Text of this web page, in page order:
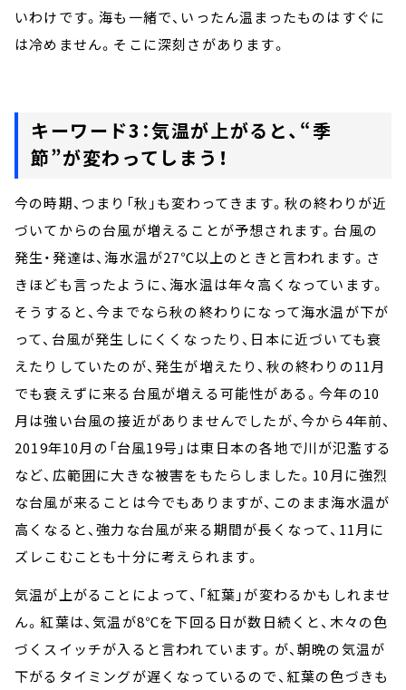
いわけです。海も一緒で、いったん温まったものはすぐに
は冷めません。そこに深刻さがあります。
キーワード3：気温が上がると、“季
節”が変わってしまう！
今の時期、つまり「秋」も変わってきます。秋の終わりが近
づいてからの台風が増えることが予想されます。台風の
発生・発達は、海水温が27℃以上のときと言われます。さ
きほども言ったように、海水温は年々高くなっています。
そうすると、今までなら秋の終わりになって海水温が下が
って、台風が発生しにくくなったり、日本に近づいても衰
えたりしていたのが、発生が増えたり、秋の終わりの11月
でも衰えずに来る台風が増える可能性がある。今年の10
月は強い台風の接近がありませんでしたが、今から4年前、
2019年10月の「台風19号」は東日本の各地で川が氾濫する
など、広範囲に大きな被害をもたらしました。10月に強烈
な台風が来ることは今でもありますが、このまま海水温が
高くなると、強力な台風が来る期間が長くなって、11月に
ズレこむことも十分に考えられます。
気温が上がることによって、「紅葉」が変わるかもしれませ
ん。紅葉は、気温が8℃を下回る日が数日続くと、木々の色
づくスイッチが入ると言われています。が、朝晩の気温が
下がるタイミングが遅くなっているので、紅葉の色づきも